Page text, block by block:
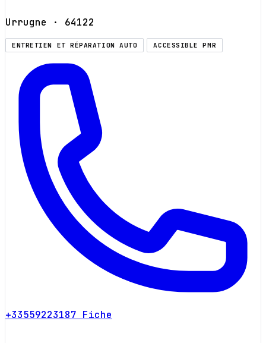
Urrugne · 64122
ENTRETIEN ET RÉPARATION AUTO ACCESSIBLE PMR
+33559223187 Fiche